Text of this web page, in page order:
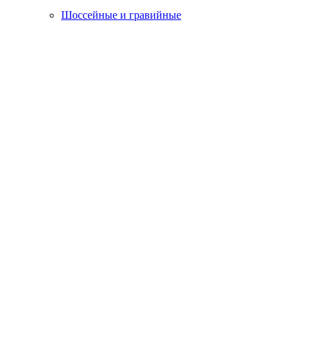
Шоссейные и гравийные